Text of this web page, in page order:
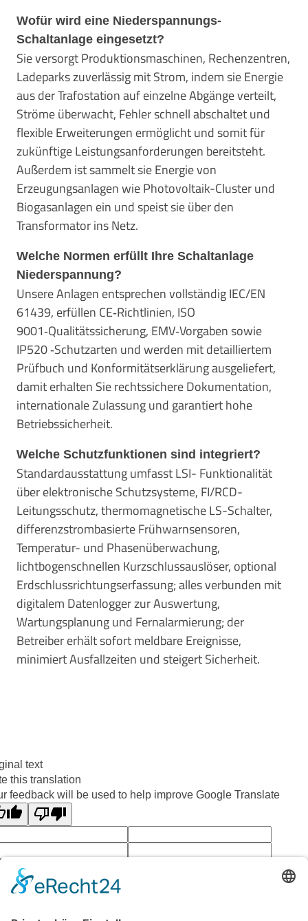
Wofür wird eine Niederspannungs-
Schaltanlage eingesetzt?
Sie versorgt Produktionsmaschinen, Rechenzentren,
Ladeparks zuverlässig mit Strom, indem sie Energie
aus der Trafostation auf einzelne Abgänge verteilt,
Ströme überwacht, Fehler schnell abschaltet und
flexible Erweiterungen ermöglicht und somit für
zukünftige Leistungsanforderungen bereitsteht.
Außerdem ist sammelt sie Energie von
Erzeugungsanlagen wie Photovoltaik-Cluster und
Biogasanlagen ein und speist sie über den
Transformator ins Netz.
Welche Normen erfüllt Ihre Schaltanlage
Niederspannung?
Unsere Anlagen entsprechen vollständig IEC/EN
61439, erfüllen CE‑Richtlinien, ISO
9001‑Qualitätssicherung, EMV‑Vorgaben sowie
IP520 ‑Schutzarten und werden mit detailliertem
Prüfbuch und Konformitätserklärung ausgeliefert,
damit erhalten Sie rechtssichere Dokumentation,
internationale Zulassung und garantiert hohe
Betriebssicherheit.
Welche Schutzfunktionen sind integriert?
Standardausstattung umfasst LSI- Funktionalität
über elektronische Schutzsysteme, FI/RCD-
Leitungsschutz, thermomagnetische LS-Schalter,
differenzstrombasierte Frühwarnsensoren,
Temperatur- und Phasenüberwachung,
lichtbogenschnellen Kurzschlussauslöser, optional
Erdschlussrichtungserfassung; alles verbunden mit
digitalem Datenlogger zur Auswertung,
Wartungsplanung und Fernalarmierung; der
Betreiber erhält sofort meldbare Ereignisse,
minimiert Ausfallzeiten und steigert Sicherheit.
text
this translation
feedback will be used to help improve Google Translate